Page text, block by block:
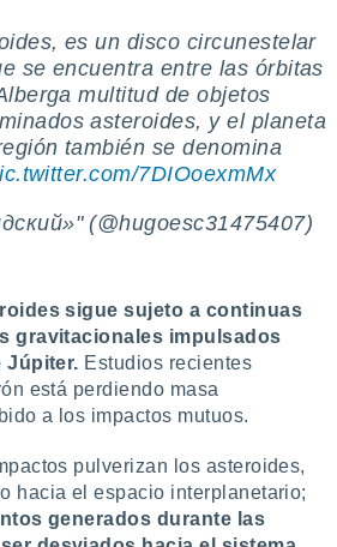
es un disco circunestelar
se encuentra entre las órbitas
multitud de objetos
asteroides, y el planeta
también se denomina
7DIOoexmMx
(@hugoesc31475407)
sigue sujeto a continuas
gravitacionales impulsados
Júpiter. Estudios recientes
está perdiendo masa
a los impactos mutuos.
pulverizan los asteroides,
hacia el espacio interplanetario;
generados durante las